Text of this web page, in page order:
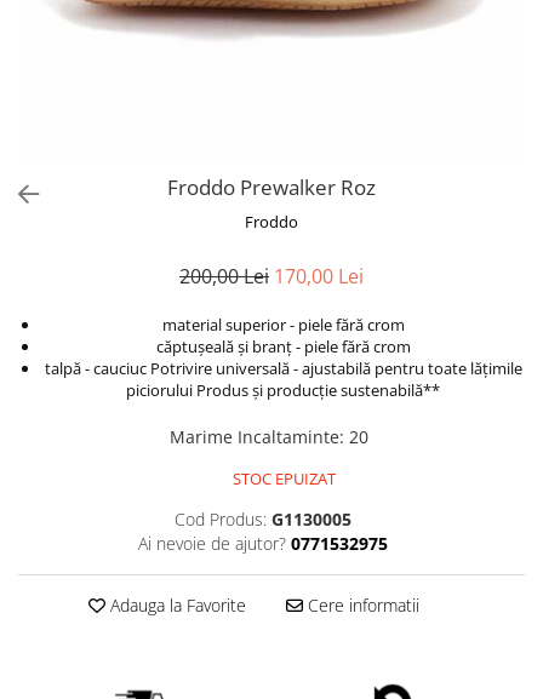
Froddo Prewalker Roz
Froddo
200,00 Lei 170,00 Lei
material superior - piele fără crom
căptușeală și branț - piele fără crom
talpă - cauciuc Potrivire universală - ajustabilă pentru toate lățimile
piciorului Produs și producție sustenabilă**
Marime Incaltaminte: 20
STOC EPUIZAT
Cod Produs: G1130005
Ai nevoie de ajutor? 0771532975
Adauga la Favorite Cere informatii